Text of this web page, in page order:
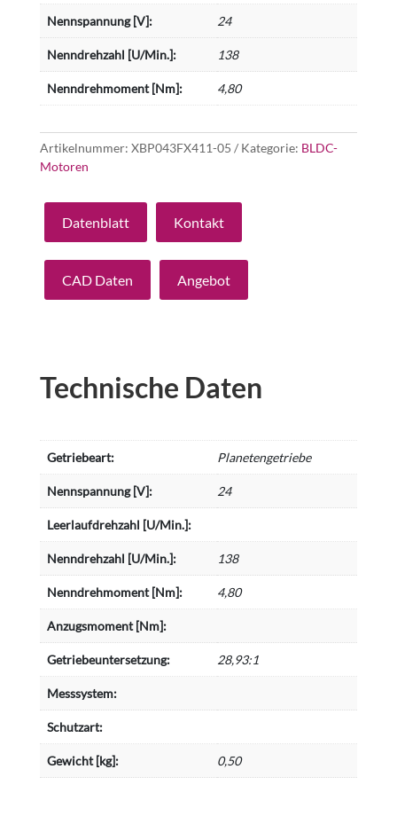
Nennspannung [V]: 24
Nenndrehzahl [U/Min.]: 138
Nenndrehmoment [Nm]: 4,80
Artikelnummer: XBP043FX411-05 Kategorie: BLDC-
Motoren
Datenblatt Kontakt
CAD Daten Angebot
Technische Daten
Getriebeart: Planetengetriebe
Nennspannung [V]: 24
Leerlaufdrehzahl [U/Min.]:
Nenndrehzahl [U/Min.]: 138
Nenndrehmoment [Nm]: 4,80
Anzugsmoment [Nm]:
Getriebeuntersetzung: 28,93:1
Messsystem:
Schutzart:
Gewicht [kg]: 0,50